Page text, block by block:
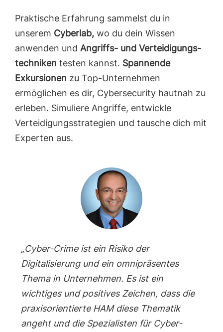
Praktische Erfahrung sammelst du in
unserem Cyberlab,wo du dein Wissen
anwenden und Angriffs- und Verteidigungs­
techniken testen kannst. Spannende
Exkursionen zu Top-Unternehmen
ermöglichen es dir, Cybersecurity hautnah zu
erleben. Simuliere Angriffe, entwickle
Verteidigungs­strategien und tausche dich mit
Experten aus.
„Cyber-Crime ist ein Risiko der
Digitalisierung und ein omnipräsentes
Thema in Unternehmen. Es ist ein
wichtiges und positives Zeichen, dass die
praxisorientierte HAM diese Thematik
angeht und die Spezialisten für Cyber-